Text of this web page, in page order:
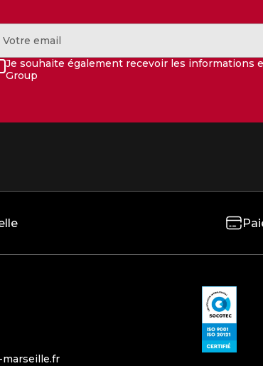
Je souhaite également recevoir les informations
Group